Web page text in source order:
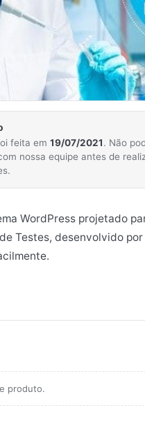
feita em 19/07/2021. Não
nossa equipe antes de
WordPress projetado
Testes, desenvolvido
produto.